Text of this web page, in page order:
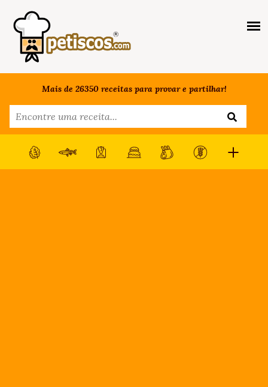
Mais de 26350 receitas para provar e partilhar!